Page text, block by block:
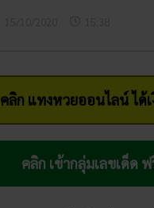
คลิก แทงหวยออนไลน์ ได้เ
คลิก เข้ากลุ่มเลขเด็ด ฟ